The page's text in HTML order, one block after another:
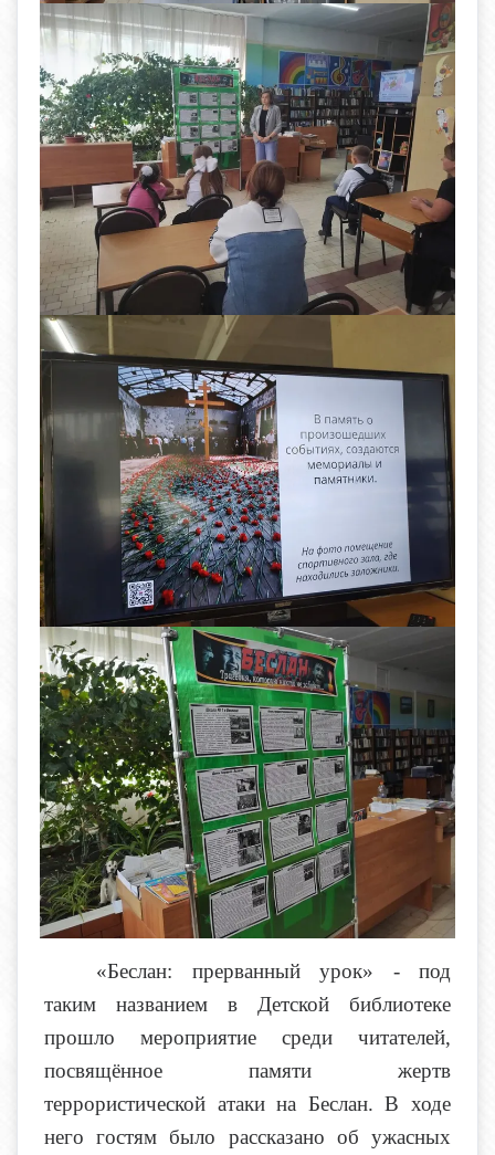
«Беслан: прерванный урок» - под
таким названием в Детской библиотеке
прошло мероприятие среди читателей,
посвящённое памяти жертв
террористической атаки на Беслан. В ходе
него гостям было рассказано об ужасных